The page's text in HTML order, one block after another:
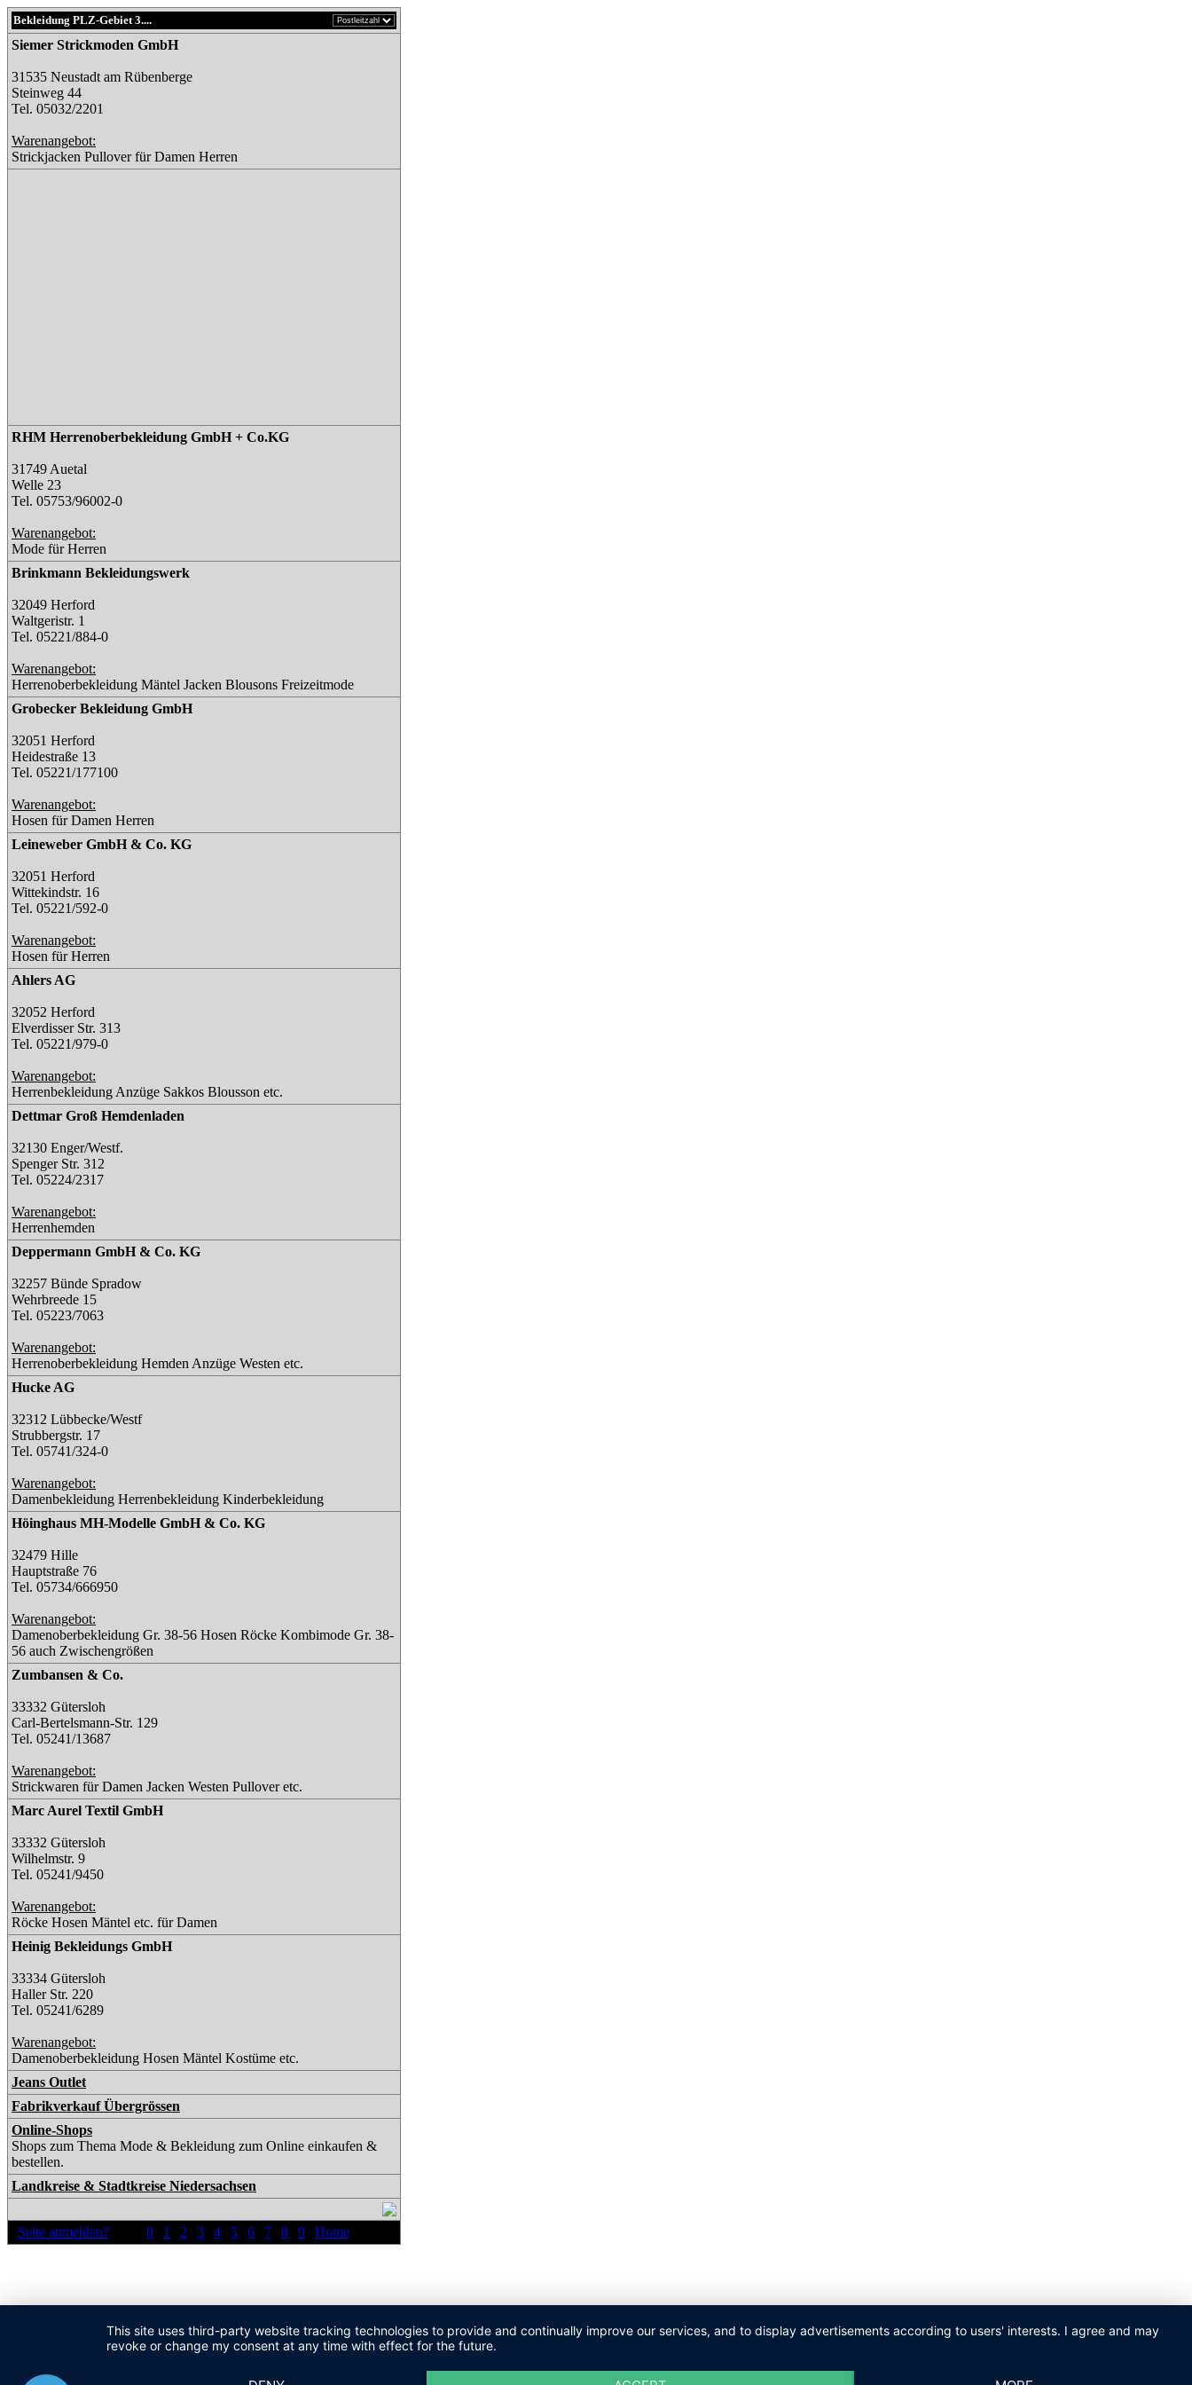
Bekleidung PLZ-Gebiet 3....
Siemer Strickmoden GmbH
31535 Neustadt am Rübenberge
Steinweg 44
Tel. 05032/2201
Warenangebot:
Strickjacken Pullover für Damen Herren
RHM Herrenoberbekleidung GmbH + Co.KG
31749 Auetal
Welle 23
Tel. 05753/96002-0
Warenangebot:
Mode für Herren
Brinkmann Bekleidungswerk
32049 Herford
Waltgeristr. 1
Tel. 05221/884-0
Warenangebot:
Herrenoberbekleidung Mäntel Jacken Blousons Freizeitmode
Grobecker Bekleidung GmbH
32051 Herford
Heidestraße 13
Tel. 05221/177100
Warenangebot:
Hosen für Damen Herren
Leineweber GmbH & Co. KG
32051 Herford
Wittekindstr. 16
Tel. 05221/592-0
Warenangebot:
Hosen für Herren
Ahlers AG
32052 Herford
Elverdisser Str. 313
Tel. 05221/979-0
Warenangebot:
Herrenbekleidung Anzüge Sakkos Blousson etc.
Dettmar Groß Hemdenladen
32130 Enger/Westf.
Spenger Str. 312
Tel. 05224/2317
Warenangebot:
Herrenhemden
Deppermann GmbH & Co. KG
32257 Bünde Spradow
Wehrbreede 15
Tel. 05223/7063
Warenangebot:
Herrenoberbekleidung Hemden Anzüge Westen etc.
Hucke AG
32312 Lübbecke/Westf
Strubbergstr. 17
Tel. 05741/324-0
Warenangebot:
Damenbekleidung Herrenbekleidung Kinderbekleidung
Höinghaus MH-Modelle GmbH & Co. KG
32479 Hille
Hauptstraße 76
Tel. 05734/666950
Warenangebot:
Damenoberbekleidung Gr. 38-56 Hosen Röcke Kombimode Gr. 38-
56 auch Zwischengrößen
Zumbansen & Co.
33332 Gütersloh
Carl-Bertelsmann-Str. 129
Tel. 05241/13687
Warenangebot:
Strickwaren für Damen Jacken Westen Pullover etc.
Marc Aurel Textil GmbH
33332 Gütersloh
Wilhelmstr. 9
Tel. 05241/9450
Warenangebot:
Röcke Hosen Mäntel etc. für Damen
Heinig Bekleidungs GmbH
33334 Gütersloh
Haller Str. 220
Tel. 05241/6289
Warenangebot:
Damenoberbekleidung Hosen Mäntel Kostüme etc.
Jeans Outlet
Fabrikverkauf Übergrössen
Online-Shops
Shops zum Thema Mode & Bekleidung zum Online einkaufen &
bestellen.
Landkreise & Stadtkreise Niedersachsen
Seite anmelden? 0 1 2 3 4 5 6 7 8 9 Home
This site uses third-party website tracking technologies to provide and continually improve our services, and to display advertisements according to users' interests. I agree and may
revoke or change my consent at any time with effect for the future.